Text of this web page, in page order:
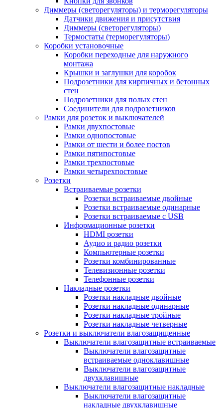
Диммеры (светорегуляторы) и терморегуляторы
Датчики движения и присутствия
Диммеры (светорегуляторы)
Термостаты (терморегуляторы)
Коробки установочные
Коробки переходные для наружного
монтажа
Крышки и заглушки для коробок
Подрозетники для кирпичных и бетонных
стен
Подрозетники для полых стен
Соединители для подрозетников
Рамки для розеток и выключателей
Рамки двухпостовые
Рамки однопостовые
Рамки от шести и более постов
Рамки пятипостовые
Рамки трехпостовые
Рамки четырехпостовые
Розетки
Встраиваемые розетки
Розетки встраиваемые двойные
Розетки встраиваемые одинарные
Розетки встраиваемые с USB
Информационные розетки
HDMI розетки
Аудио и радио розетки
Компьютерные розетки
Розетки комбинированные
Телевизионные розетки
Телефонные розетки
Накладные розетки
Розетки накладные двойные
Розетки накладные одинарные
Розетки накладные тройные
Розетки накладные четверные
Розетки и выключатели влагозащищенные
Выключатели влагозащитные встраиваемые
Выключатели влагозащитные
встраиваемые одноклавишные
Выключатели влагозащитные
двухклавишные
Выключатели влагозащитные накладные
Выключатели влагозащитные
накладные двухклавишные